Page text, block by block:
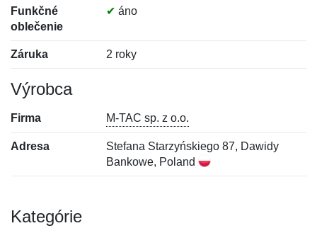
Funkčné
oblečenie
✔ áno
Záruka 2 roky
Výrobca
Firma M-TAC sp. z o.o.
Adresa
Stefana Starzyńskiego 87, Dawidy
Bankowe, Poland
Kategórie